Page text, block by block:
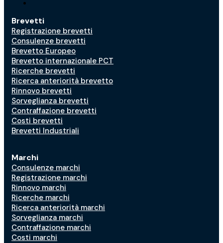
Brevetti
Registrazione brevetti
Consulenze brevetti
Brevetto Europeo
Brevetto internazionale PCT
Ricerche brevetti
Ricerca anteriorità brevetto
Rinnovo brevetti
Sorveglianza brevetti
Contraffazione brevetti
Costi brevetti
Brevetti Industriali
Marchi
Consulenze marchi
Registrazione marchi
Rinnovo marchi
Ricerche marchi
Ricerca anteriorità marchi
Sorveglianza marchi
Contraffazione marchi
Costi marchi